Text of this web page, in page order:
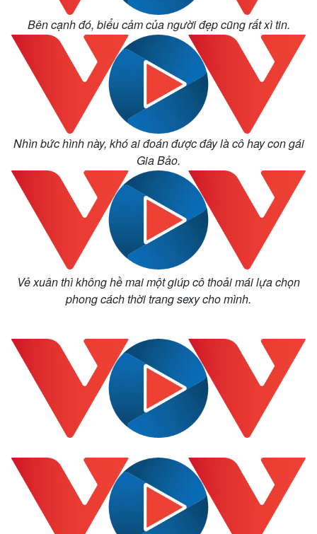
E-Magazine
Infographic
Bên cạnh đó, biểu cảm của người đẹp cũng rất xì tin.
Nhìn bức hình này, khó ai đoán được đây là cô hay con gái
Gia Bảo.
Vẻ xuân thì không hề mai một giúp cô thoải mái lựa chọn
phong cách thời trang sexy cho mình.